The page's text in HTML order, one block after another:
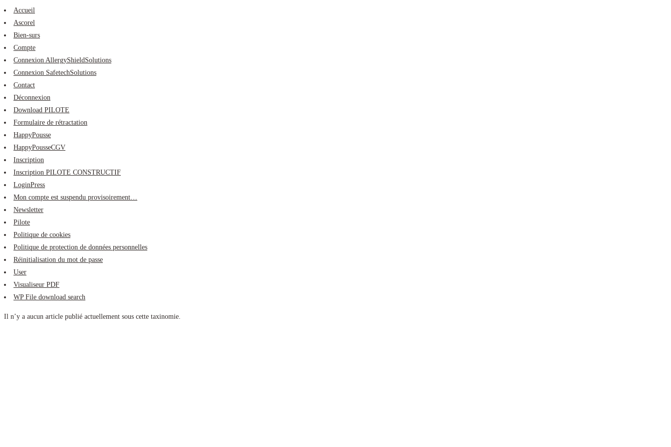
Skip
to
content
Accueil
Ascorel
Bien-surs
Compte
Connexion AllergyShieldSolutions
Connexion SafetechSolutions
Contact
Déconnexion
Download PILOTE
Formulaire de rétractation
HappyPousse
HappyPousseCGV
Inscription
Inscription PILOTE CONSTRUCTIF
LoginPress
Mon compte est suspendu provisoirement…
Newsletter
Pilote
Politique de cookies
Politique de protection de données personnelles
Réinitialisation du mot de passe
User
Visualiseur PDF
WP File download search
Il n’y a aucun article publié actuellement sous cette taxinomie.